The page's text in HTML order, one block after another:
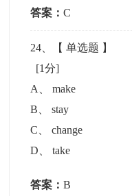
答案：C
24 、【单选题 】
[1分]
A
、make
B 、stay
C 、change
D 、take
答案：B